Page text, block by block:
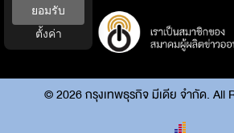
©2026กรุงเทพธุรกิจ มีเดีย จำกัด. All
ยอมรับ
ตั้งค่า